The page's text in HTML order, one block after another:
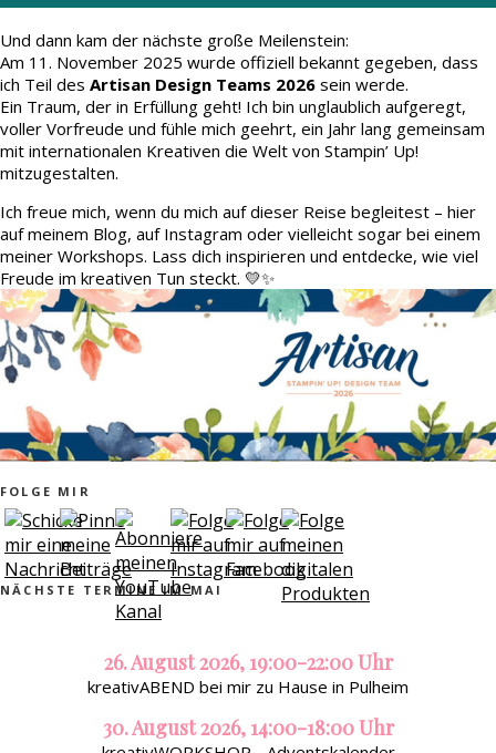
Und dann kam der nächste große Meilenstein:
Am 11. November 2025 wurde offiziell bekannt gegeben, dass
ich Teil des Artisan Design Teams 2026 sein werde.
Ein Traum, der in Erfüllung geht! Ich bin unglaublich aufgeregt,
voller Vorfreude und fühle mich geehrt, ein Jahr lang gemeinsam
mit internationalen Kreativen die Welt von Stampin’ Up!
mitzugestalten.
Ich freue mich, wenn du mich auf dieser Reise begleitest – hier
auf meinem Blog, auf Instagram oder vielleicht sogar bei einem
meiner Workshops. Lass dich inspirieren und entdecke, wie viel
Freude im kreativen Tun steckt. 💛✨
FOLGE MIR
NÄCHSTE TERMINE IM MAI
26. August 2026, 19:00-22:00 Uhr
kreativABEND bei mir zu Hause in Pulheim
30. August 2026, 14:00-18:00 Uhr